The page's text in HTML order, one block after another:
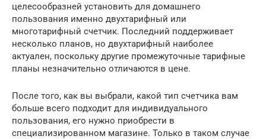
целесообразней установить для домашнего
пользования именно двухтарифный или
многотарифный счетчик. Последний поддерживает
несколько планов, но двухтарифный наиболее
актуален, поскольку другие промежуточные тарифные
планы незначительно отличаются в цене.
После того, как вы выбрали, какой тип счетчика вам
больше всего подходит для индивидуального
пользования, его нужно приобрести в
специализированном магазине. Только в таком случае